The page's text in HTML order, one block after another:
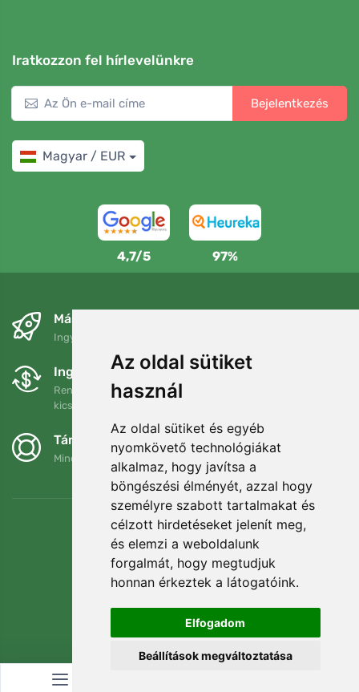
Az oldal sütiket
használ
Az oldal sütiket és egyéb
nyomkövető technológiákat
alkalmaz, hogy javítsa a
böngészési élményét, azzal hogy
személyre szabott tartalmakat és
célzott hirdetéseket jelenít meg,
és elemzi a weboldalunk
forgalmát, hogy megtudjuk
honnan érkeztek a látogatóink.
Elfogadom
Beállítások megváltoztatása
Iratkozzon fel hírlevelünkre
Bejelentkezés
Magyar / EUR
4,7/5 97%
Másnapra és ingyenesen
Ingyenes szállítás a következő összeg felett: 80 EUR
Ingyenes csere és visszaküldés
Rendelését 90 napon belül bármikor visszaküldheti vagy
kicserélheti.
Támogatjuk a Trees.org-ot
Minden megrendelésért ültetünk egy fát! Bővebben